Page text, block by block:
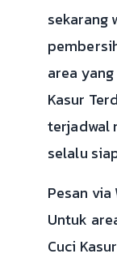
sekarang
area
Kasur
terjadwal
selalu
Pesan
Untuk
Cuci